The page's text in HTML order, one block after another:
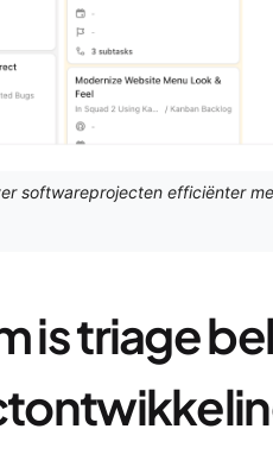
softwareprojecten efficiënter
is triage